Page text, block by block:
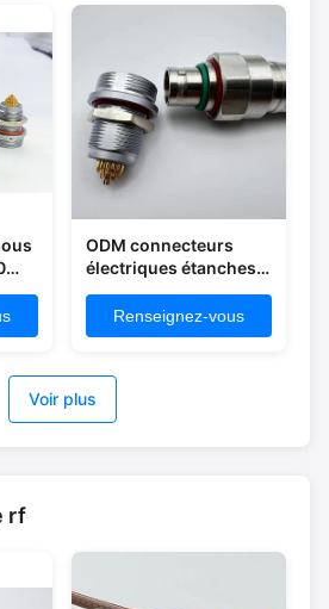
ODM connecteurs
électriques étanches à
l'eau à l'eau étanche
connecteur électrique
en acier inoxydable
Renseignez-vous
Voir plus
rf